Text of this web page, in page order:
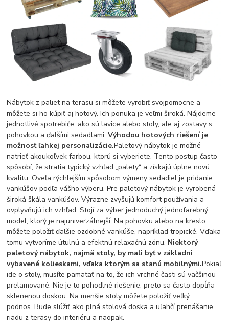
Nábytok z paliet na terasu si môžete vyrobiť svojpomocne a
môžete si ho kúpiť aj hotový. Ich ponuka je veľmi široká. Nájdeme
jednotlivé spotrebiče, ako sú lavice alebo stoly, ale aj zostavy s
pohovkou a ďalšími sedadlami.Výhodou hotových riešení je
možnosť ľahkej personalizácie.Paletový nábytok je možné
natrieť akoukoľvek farbou, ktorú si vyberiete. Tento postup často
spôsobí, že stratia typický vzhľad „palety“ a získajú úplne novú
kvalitu. Oveľa rýchlejším spôsobom výmeny sedadiel je pridanie
vankúšov podľa vášho výberu. Pre paletový nábytok je vyrobená
široká škála vankúšov. Výrazne zvyšujú komfort používania a
ovplyvňujú ich vzhľad. Stojí za výber jednoduchý jednofarebný
model, ktorý je najuniverzálnejší. Na pohovku alebo na kreslo
môžete položiť ďalšie ozdobné vankúše, napríklad tropické. Vďaka
tomu vytvoríme útulnú a efektnú relaxačnú zónu. Niektorý
paletový nábytok, najmä stoly, by mali byť v základni
vybavené kolieskami, vďaka ktorým sa stanú mobilnými.Pokiaľ
ide o stoly, musíte pamätať na to, že ich vrchné časti sú väčšinou
prelamované. Nie je to pohodlné riešenie, preto sa často dopĺňa
sklenenou doskou. Na menšie stoly môžete položiť veľký
podnos. Bude slúžiť ako plná stolová doska a uľahčí prenášanie
riadu z terasy do interiéru a naopak.